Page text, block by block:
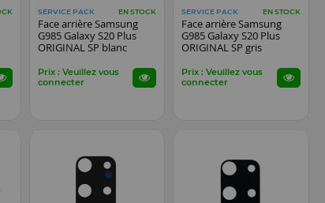
SERVICE PACK EN STOCK
Face arrière Samsung
G985 Galaxy S20 Plus
ORIGINAL SP blanc
Prix : Veuillez vous
connecter
SERVICE PACK EN STOCK
Face arrière Samsung
G985 Galaxy S20 Plus
ORIGINAL SP gris
Prix : Veuillez vous
connecter